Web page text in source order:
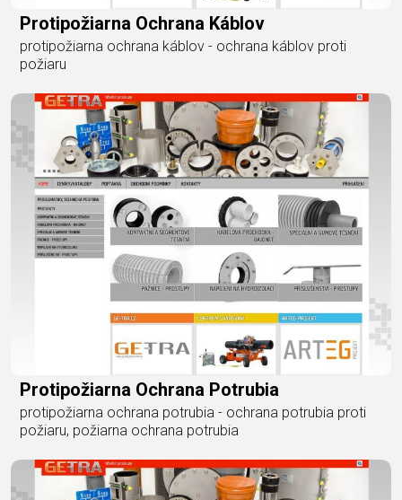
Protipožiarna Ochrana Káblov
protipožiarna ochrana káblov - ochrana káblov proti
požiaru
Protipožiarna Ochrana Potrubia
protipožiarna ochrana potrubia - ochrana potrubia proti
požiaru, požiarna ochrana potrubia